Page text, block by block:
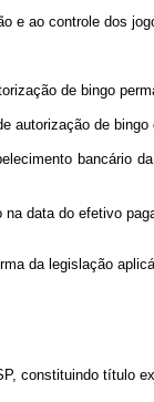
ao controle dos
de bingo
autorização de bingo
bancário
data do efetivo
da legislação
constituindo título